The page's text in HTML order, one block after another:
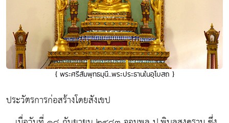
{ พระศรีสัมพุทธมุนี...พระประธานในอุโบสถ }
ประวัตรการก่อสร้างโดยสังเขป